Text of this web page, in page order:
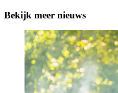
Bekijk meer nieuws